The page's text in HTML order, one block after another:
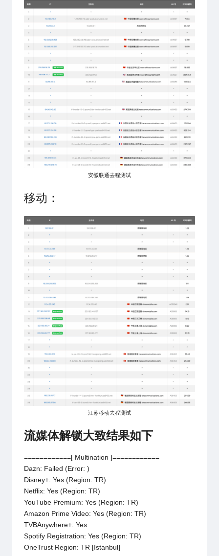
安徽联通去程测试
移动：
江苏移动去程测试
流媒体解锁大致结果如下
============[ Multination ]============
Dazn: Failed (Error: )
Disney+: Yes (Region: TR)
Netflix: Yes (Region: TR)
YouTube Premium: Yes (Region: TR)
Amazon Prime Video: Yes (Region: TR)
TVBAnywhere+: Yes
Spotify Registration: Yes (Region: TR)
OneTrust Region: TR [Istanbul]